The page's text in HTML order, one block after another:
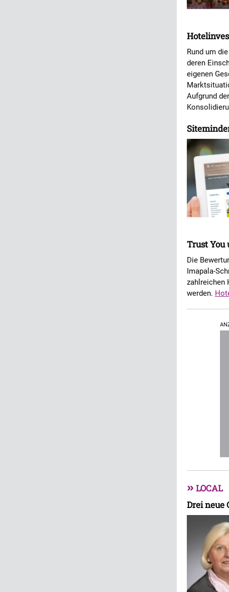
Rund um
deren
eigenen
Aufgrund
Trust You
Die
Imapala-
zahlreichen
werden.
» LOCAL
Drei neue